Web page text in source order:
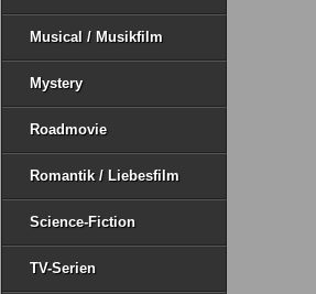
Musical / Musikfilm
Mystery
Roadmovie
Romantik / Liebesfilm
Science-Fiction
TV-Serien